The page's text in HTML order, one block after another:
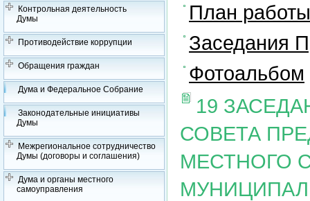
Контрольная деятельность
Думы
Противодействие коррупции
Обращения граждан
Дума и Федеральное Собрание
Законодательные инициативы
Думы
Межрегиональное сотрудничество
Думы (договоры и соглашения)
Дума и органы местного
самоуправления
План
Заседания
Фотоальбом
19
СОВЕТА
МЕСТНОГО